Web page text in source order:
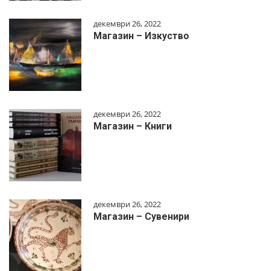
декември 26, 2022
Магазин – Изкуство
декември 26, 2022
Магазин – Книги
декември 26, 2022
Магазин – Сувенири